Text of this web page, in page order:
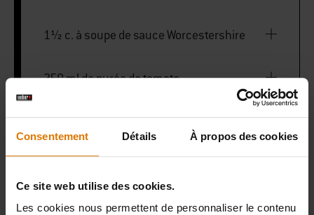
Consentement Détails À propos des cookies
Ce site web utilise des cookies.
Les cookies nous permettent de personnaliser le contenu
1½ c. à soupe de sauce Worcestershire
250 ml de purée de tomate
50 ml de bourbon